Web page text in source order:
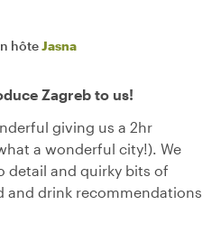
hôteJasna
Zagreb to us!
giving us a 2hr
a wonderful city!). We
detail and quirky bits of
and drink recommendations